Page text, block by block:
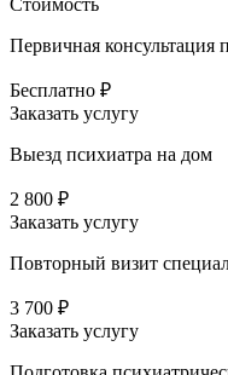
Стоимость
Первичная консультация
Бесплатно ₽
Заказать услугу
Выезд психиатра на дом
2 800 ₽
Заказать услугу
Повторный визит
3 700 ₽
Заказать услугу